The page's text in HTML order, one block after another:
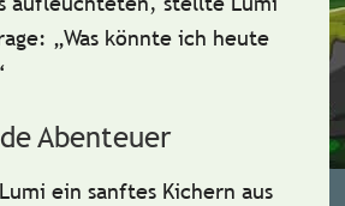
„Was könnte ich heute
Abenteuer
ein sanftes Kichern aus